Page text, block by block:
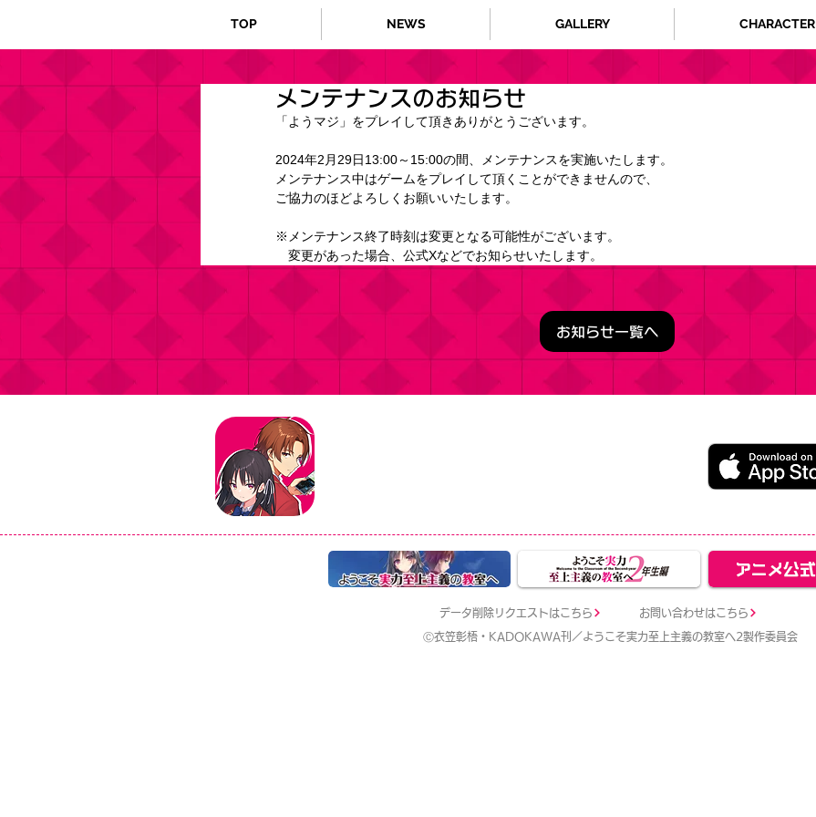
TOP NEWS GALLERY CHARACTER
メンテナンスのお知らせ
「ようマジ」をプレイして頂きありがとうございます。
2024年2月29日13:00～15:00の間、メンテナンスを実施いたします。
メンテナンス中はゲームをプレイして頂くことができませんので、
ご協力のほどよろしくお願いいたします。
※メンテナンス終了時刻は変更となる可能性がございます。
変更があった場合、公式Xなどでお知らせいたします。
お知らせ一覧へ
データ削除リクエストはこちら お問い合わせはこちら
Ⓒ衣笠彰梧・KADOKAWA刊／ようこそ実力至上主義の教室へ2製作委員会